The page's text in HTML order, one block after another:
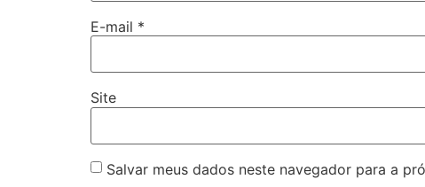
E-mail *
Site
Salvar meus dados neste navegador para a